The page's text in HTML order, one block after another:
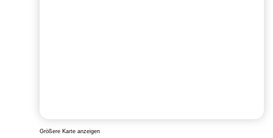
Größere Karte anzeigen